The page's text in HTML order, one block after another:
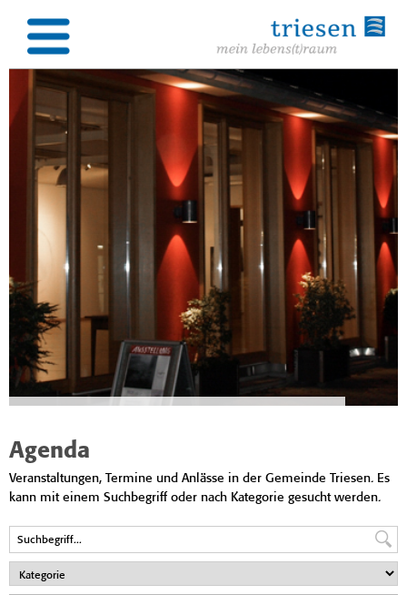
Agenda
Veranstaltungen, Termine und Anlässe in der Gemeinde Triesen. Es
kann mit einem Suchbegriff oder nach Kategorie gesucht werden.